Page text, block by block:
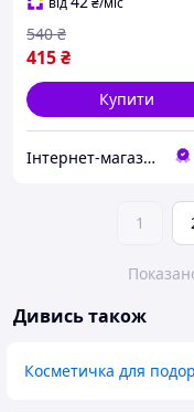
415₴
540 ₴
Купити
Інтернет-магазин "BaFY"
1
Дивись також
Косметичка для